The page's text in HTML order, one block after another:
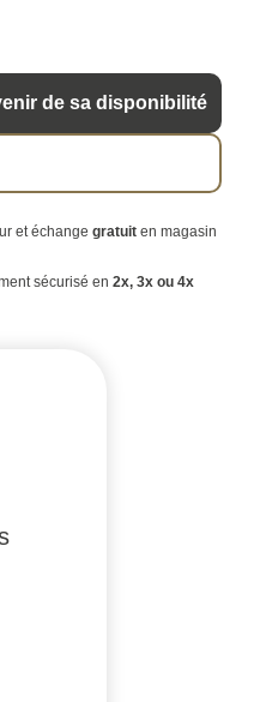
de sa disponibilité
et échange gratuiten magasin
sécurisé en 2x, 3x ou 4x